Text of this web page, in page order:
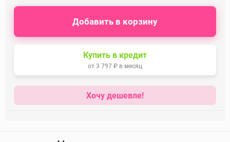
Добавить в корзину
Купить в кредит
от 3 797 ₽ в месяц
Хочу дешевле!